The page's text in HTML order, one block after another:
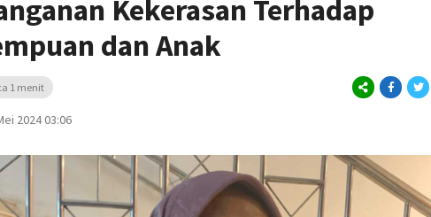
Kekerasan Terhadap
dan Anak
1 menit
2024 03:06